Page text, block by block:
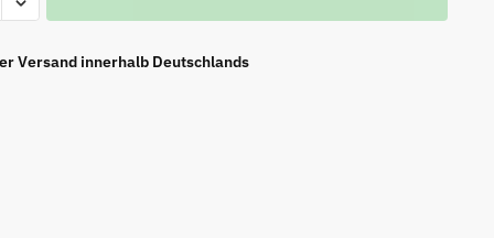
Versand innerhalb Deutschlands